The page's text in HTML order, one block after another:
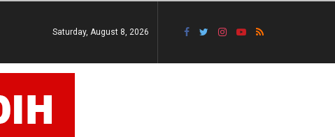
Saturday, August 8, 2026